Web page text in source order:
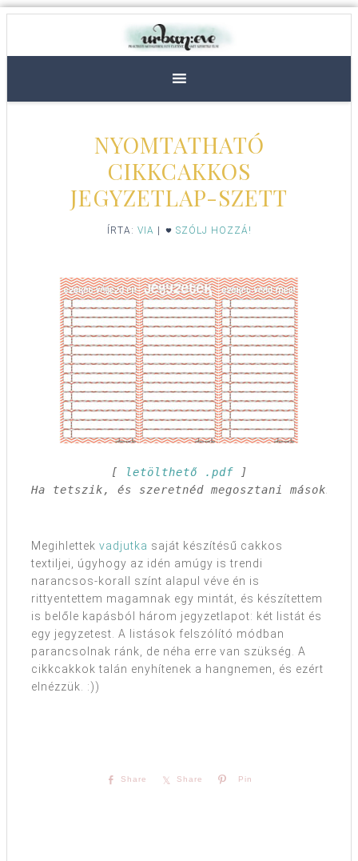
NYOMTATHATÓ
CIKKCAKKOS
JEGYZETLAP-SZETT
ÍRTA: VIA SZÓLJ HOZZÁ!
[ letölthető .pdf ]
Ha tetszik, és szeretnéd megosztani
Megihlettek vadjutka saját készítésű cakkos
textiljei, úgyhogy az idén amúgy is trendi
narancsos-korall színt alapul véve én is
rittyentettem magamnak egy mintát, és készítettem
is belőle kapásból három jegyzetlapot: két listát és
egy jegyzetest. A listások felszólító módban
parancsolnak ránk, de néha erre van szükség. A
cikkcakkok talán enyhítenek a hangnemen, és ezért
elnézzük. :))
Share Share Pin